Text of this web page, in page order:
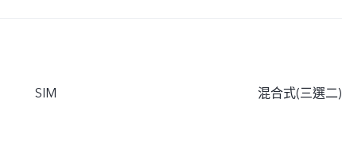
SIM 混合式(三選二)